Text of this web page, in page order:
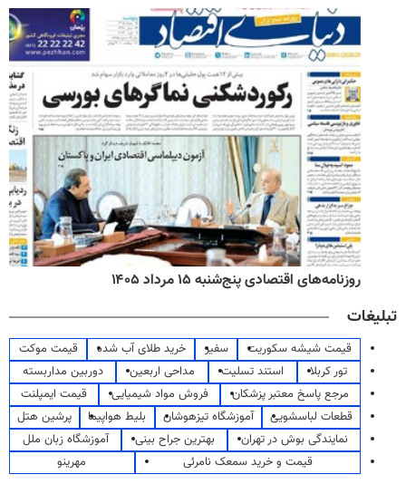
روزنامه‌های اقتصادی پنج‌شنبه ۱۵ مرداد ۱۴۰۵
تبلیغات
قیمت شیشه سکوریت سفیر خرید طلای آب شده
قیمت موکت
تور کربلا
استند تسلیت مداحی اربعین
دوربین مداربسته
مرجع پاسخ معتبر پزشکان
فروش مواد شیمیایی
قیمت ایمپلنت
قطعات لباسشویی
آموزشگاه تیزهوشان بلیط هواپیما
پرشین هتل
نمایندگی بوش در تهران
بهترین جراح بینی
آموزشگاه زبان ملل
قیمت و خرید سمعک نامرئی
مهرینو